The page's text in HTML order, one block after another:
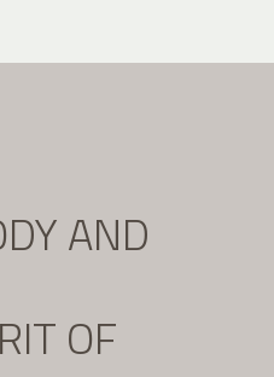
AND
OF